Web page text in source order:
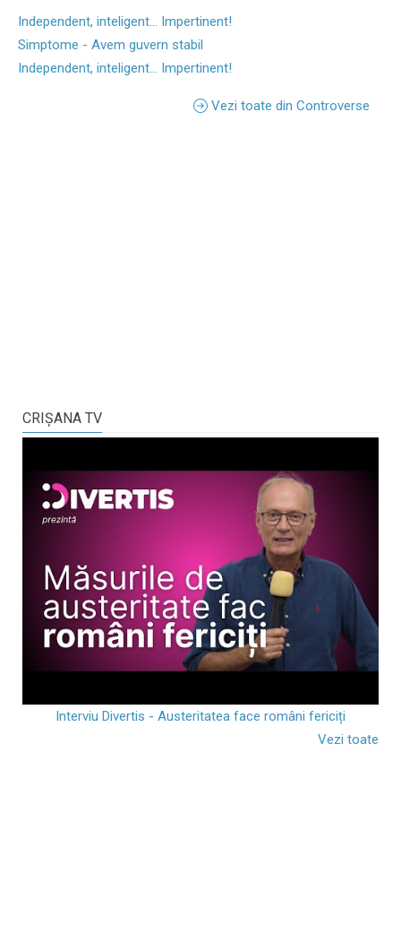
Independent, inteligent... Impertinent!
Simptome - Avem guvern stabil
Independent, inteligent... Impertinent!
Vezi toate din Controverse
CRIŞANA TV
Interviu Divertis - Austeritatea face români fericiți
Vezi toate